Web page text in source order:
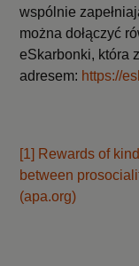
wspólnie
można dołączyć
eSkarbonki, która
adresem: https://
[1] Rewards of
between
(apa.org)